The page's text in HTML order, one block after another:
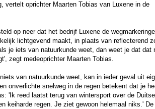
vertelt oprichter Maarten Tobias van Luxene in de
op neer dat het bedrijf Luxene de
lichtgevend maakt, in plaats van reflecterend
je iets van natuurkunde weet, dan weet je dat dat
zegt medeoprichter Maarten Tobias.
van natuurkunde weet, kan in ieder geval uit
onverlichte snelweg in de regen betekent dat je
'Ik reed laatst terug van wintersport over de Duitse
keiharde regen. Je ziet gewoon helemaal niks.' De